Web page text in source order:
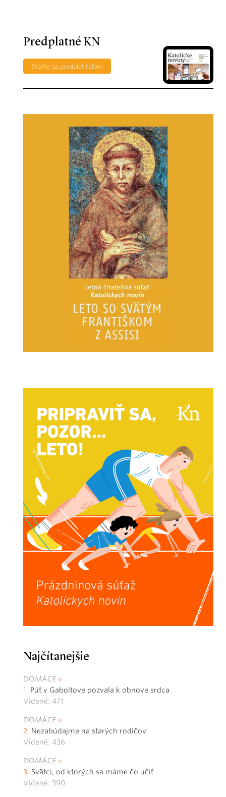
Predplatné KN
Staňte sa predplatiteľom
Najčítanejšie
DOMÁCE
Púť v Gaboltove pozvala k obnove srdca
Videné: 471
DOMÁCE
Nezabúdajme na starých rodičov
Videné: 436
DOMÁCE
Svätci, od ktorých sa máme čo učiť
Videné: 390